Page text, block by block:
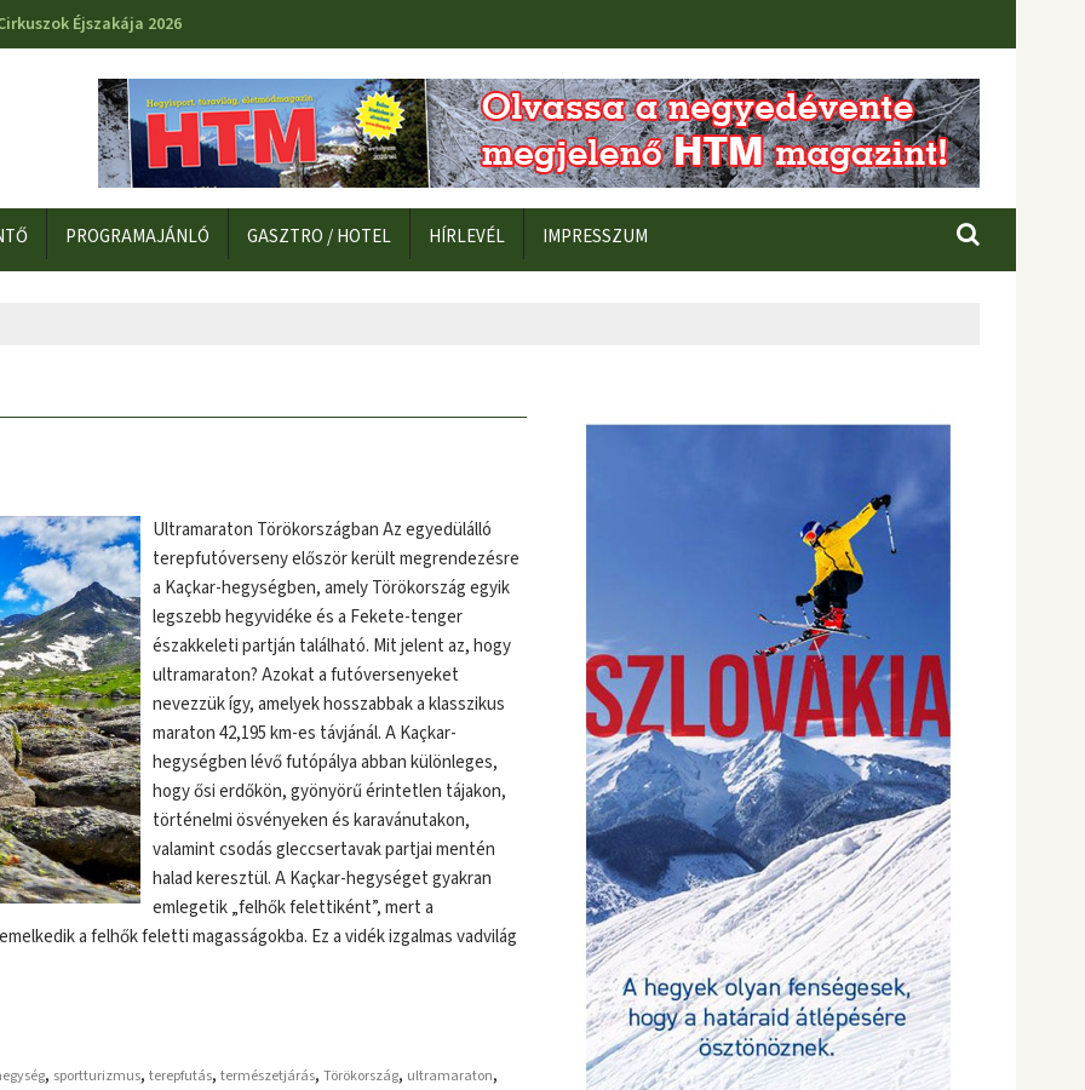
Éjszakája 2026
PROGRAMAJÁNLÓ GASZTRO / HOTEL HÍRLEVÉL IMPRESSZUM
Ultramaraton Törökországban Az egyedülálló
terepfutóverseny először került megrendezésre
a Kaçkar-hegységben, amely Törökország egyik
legszebb hegyvidéke és a Fekete-tenger
északkeleti partján található. Mit jelent az, hogy
ultramaraton? Azokat a futóversenyeket
nevezzük így, amelyek hosszabbak a klasszikus
maraton 42,195 km-es távjánál. A Kaçkar-
hegységben lévő futópálya abban különleges,
hogy ősi erdőkön, gyönyörű érintetlen tájakon,
történelmi ösvényeken és karavánutakon,
valamint csodás gleccsertavak partjai mentén
halad keresztül. A Kaçkar-hegységet gyakran
emlegetik „felhők felettiként”, mert a
a felhők feletti magasságokba. Ez a vidék izgalmas vadvilág
, sportturizmus, terepfutás, természetjárás, Törökország, ultramaraton,